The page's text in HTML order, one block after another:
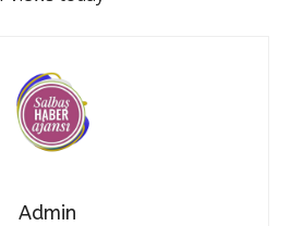
Admin